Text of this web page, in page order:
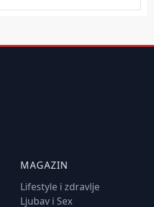
MAGAZIN
Lifestyle i zdravlje
Ljubav i Sex